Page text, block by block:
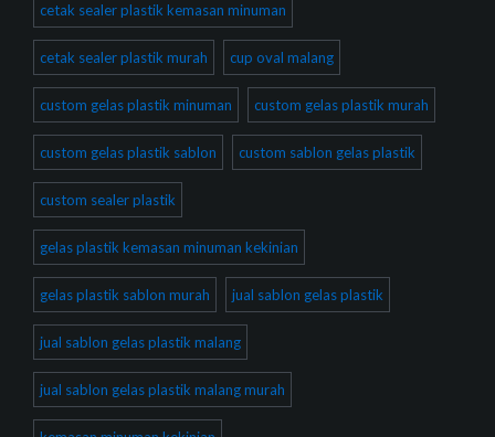
cetak sealer plastik kemasan minuman
cetak sealer plastik murah cup oval malang
custom gelas plastik minuman custom gelas plastik murah
custom gelas plastik sablon custom sablon gelas plastik
custom sealer plastik
gelas plastik kemasan minuman kekinian
gelas plastik sablon murah jual sablon gelas plastik
jual sablon gelas plastik malang
jual sablon gelas plastik malang murah